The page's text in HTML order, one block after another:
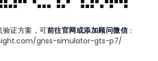
验证方案，可前往官网或添加顾问微信：
gnss-simulator-gts-p7/